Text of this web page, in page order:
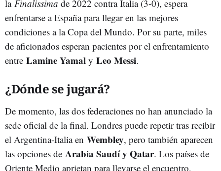
la Finalissima de 2022 contra Italia (3-0), espera
enfrentarse a España para llegar en las mejores
condiciones a la Copa del Mundo. Por su parte, miles
de aficionados esperan pacientes por el enfrentamiento
entre Lamine Yamal y Leo Messi.
¿Dónde se jugará?
De momento, las dos federaciones no han anunciado la
sede oficial de la final. Londres puede repetir tras recibir
el Argentina-Italia en Wembley, pero también aparecen
las opciones de Arabia Saudí y Qatar. Los países de
Oriente Medio aprietan para llevarse el encuentro,